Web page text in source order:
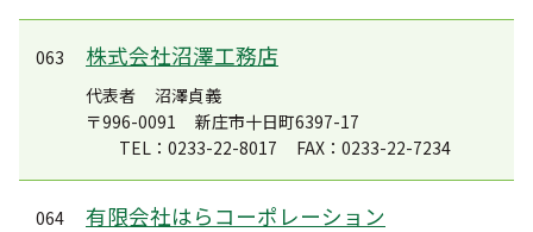
063 株式会社沼澤工務店
代表者
沼澤貞義
〒996-0091
新庄市十日町6397-17
TEL：0233-22-8017
FAX：0233-22-7234
064 有限会社はらコーポレーション